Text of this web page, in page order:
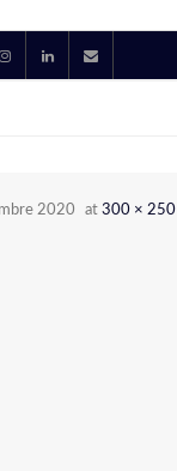
Événementiel
2020 at 300 × 250